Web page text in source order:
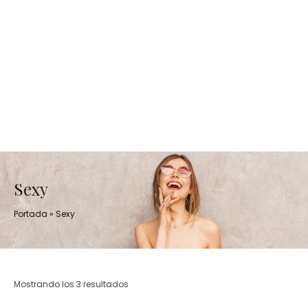
Sexy
Portada » Sexy
Mostrando los 3 resultados